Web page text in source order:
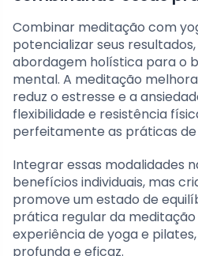
Combinar meditação com
potencializar seus
abordagem holística para o
mental. A meditação
reduz o estresse e a
flexibilidade e resistência
perfeitamente as práticas de
Integrar essas modalidades
benefícios individuais, mas
promove um estado de
prática regular da
experiência de yoga e
profunda e eficaz.